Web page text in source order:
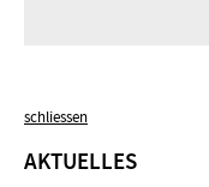
schliessen
AKTUELLES